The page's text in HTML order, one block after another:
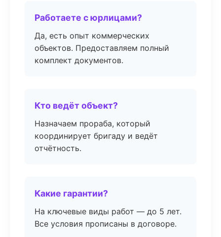
Работаете с юрлицами?
Да, есть опыт коммерческих
объектов. Предоставляем полный
комплект документов.
Кто ведёт объект?
Назначаем прораба, который
координирует бригаду и ведёт
отчётность.
Какие гарантии?
На ключевые виды работ — до 5 лет.
Все условия прописаны в договоре.